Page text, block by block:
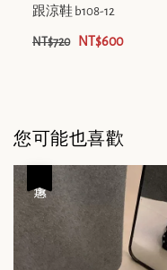
跟涼鞋 b108-12
NT$720 NT$600
您可能也喜歡